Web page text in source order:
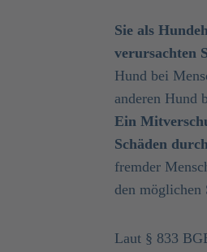
Sie als
verursachten
Hund bei
anderen Hund
Ein
Schäden
fremder
den möglichen
Laut § 833